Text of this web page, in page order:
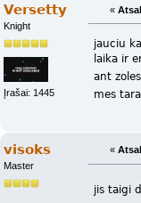
Versetty
Knight
Įrašai: 1445
«
jauciu
laika ir
ant zoles
mes
visoks
Master
«
jis taigi